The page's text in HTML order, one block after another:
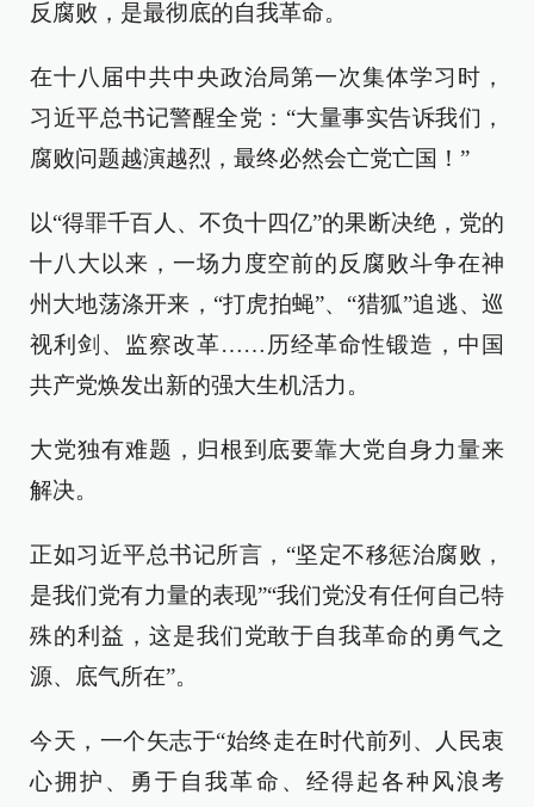
反腐败，是最彻底的自我革命。
在十八届中共中央政治局第一次集体学习时，
习近平总书记警醒全党：“大量事实告诉我们，
腐败问题越演越烈，最终必然会亡党亡国！”
以“得罪千百人、不负十四亿”的果断决绝，党的
十八大以来，一场力度空前的反腐败斗争在神
州大地荡涤开来，“打虎拍蝇”、“猎狐”追逃、巡
视利剑、监察改革……历经革命性锻造，中国
共产党焕发出新的强大生机活力。
大党独有难题，归根到底要靠大党自身力量来
解决。
正如习近平总书记所言，“坚定不移惩治腐败，
是我们党有力量的表现”“我们党没有任何自己特
殊的利益，这是我们党敢于自我革命的勇气之
源、底气所在”。
今天，一个矢志于“始终走在时代前列、人民衷
心拥护、勇于自我革命、经得起各种风浪考